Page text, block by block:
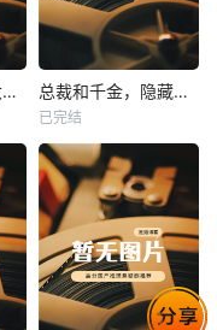
甜蜜婚宠：残疾大佬夜夜撩 热播
未知
总裁和千金，隐藏身份闪婚了
已完结